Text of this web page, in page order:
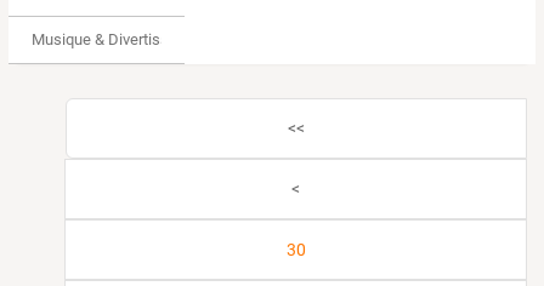
Musique & Divertissements
<<
<
30